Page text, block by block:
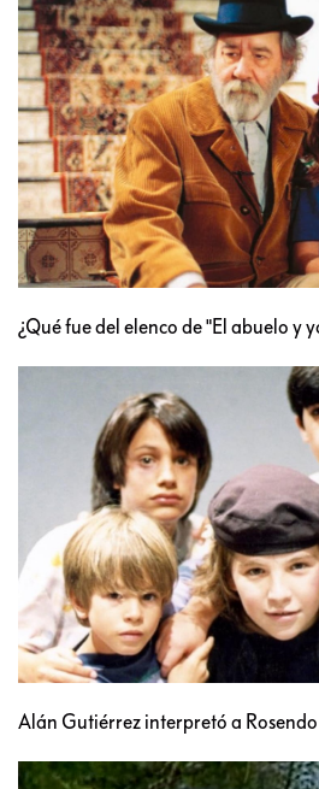
¿Qué fue del elenco de "El abuelo y
Alán Gutiérrez interpretó a Rosendo